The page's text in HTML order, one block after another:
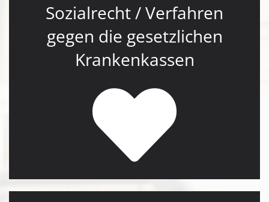
Sozialrecht / Verfahren
gegen die gesetzlichen
Krankenkassen